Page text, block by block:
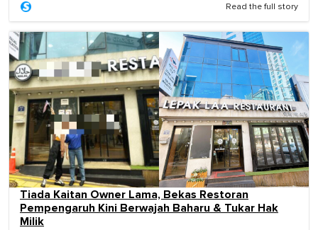
Read the full story
Tiada Kaitan Owner Lama, Bekas Restoran
Pempengaruh Kini Berwajah Baharu & Tukar Hak
Milik